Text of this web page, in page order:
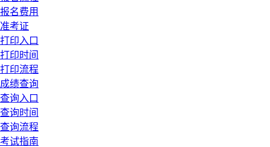
报名费用
准考证
打印入口
打印时间
打印流程
成绩查询
查询入口
查询时间
查询流程
考试指南